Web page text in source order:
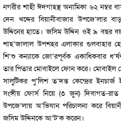
নগরীর শাহী ঈদগাহস্থ অনামিকা ৬২ নম্বর
দেন খদ্দের বিয়ানীবাজার উপজে’লার
উদ্দিনের হাতে। জসিম উদ্দিন ওই ৯ বছর
শাহ’জালাল উপশহর এলাকার গুলবাহার
শি’শু কন্যাকে জো’রপূর্বক একাধিকবার
তার পিতার মোবাইলে ফোন করে। মোবাইল
সালুটিকর পু’লিশ ত’দন্ত কেন্দ্রের
সংঙ্গীয় ফোর্স নিয়ে (৩ জুন) দিবাগত-
উপজে’লায় অ’ভিযান পরিচালনা করে
জসিম উদ্দিনকে আ’ট’ক করেন।